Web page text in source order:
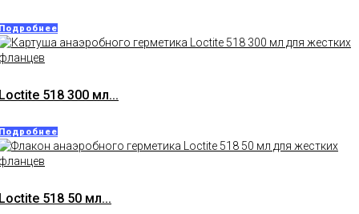
518 300 мл...
518 50 мл...